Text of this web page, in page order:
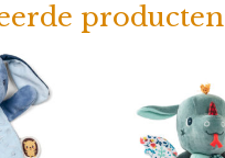
producten